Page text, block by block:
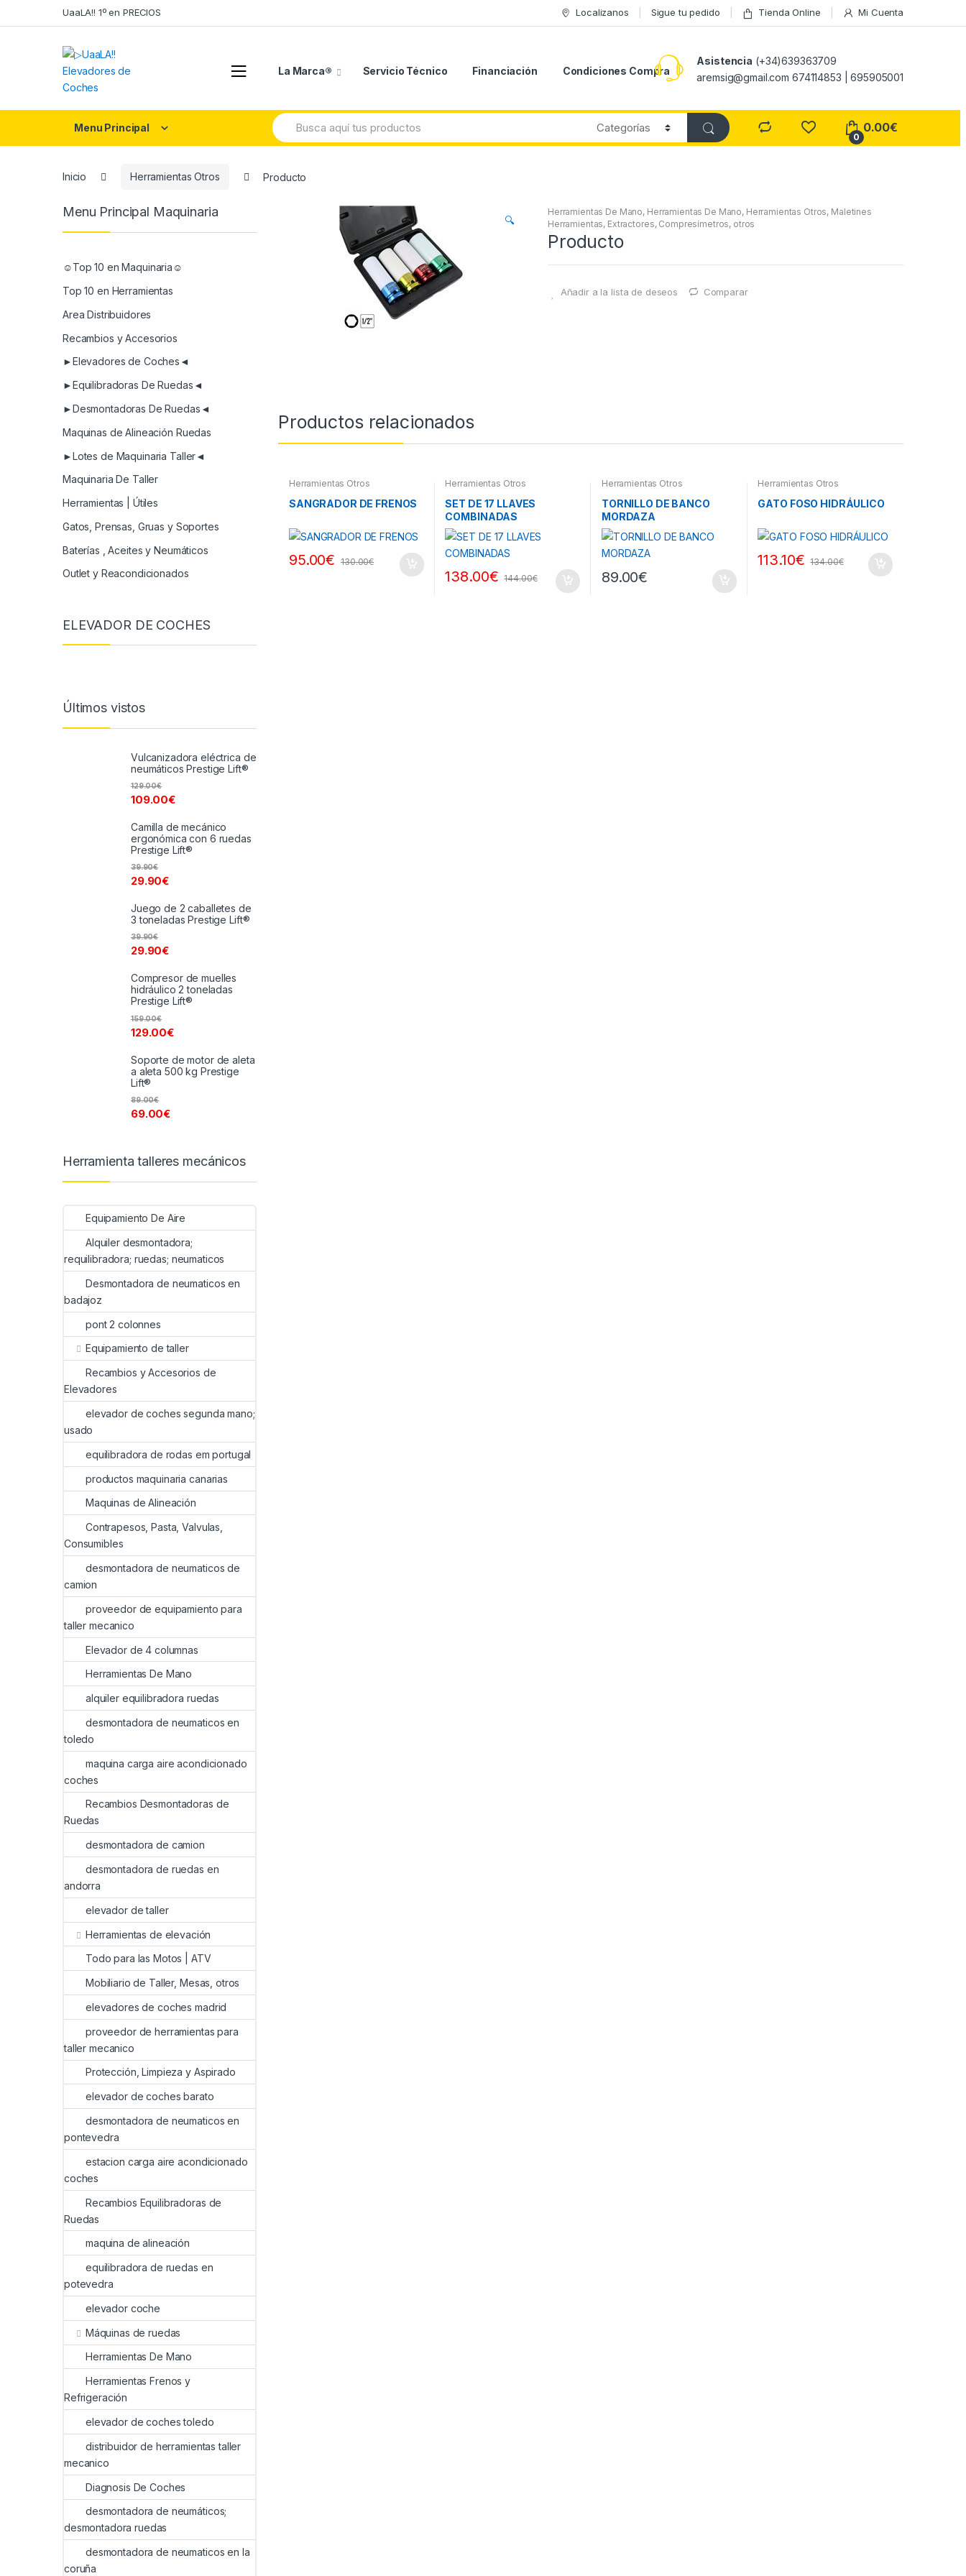
to
to
UaaLA!! 1º en PRECIOS Localizanos Sigue tu pedido Tienda Online Mi Cuenta
La Marca® Servicio Técnico Financiación Condiciones Compra
Asistencia (+34)639363709
aremsig@gmail.com 674114853 | 695905001
Menu Principal
Search
for:
0
0.00€
Inicio Herramientas Otros Producto
🔍
Herramientas De Mano, Herramientas De Mano, Herramientas Otros, Maletines
Herramientas, Extractores, Compresímetros, otros
Producto
Añadir a la lista de deseos Comparar
Productos relacionados
Herramientas Otros
SANGRADOR DE FRENOS
95.00€ 130.00€
Herramientas Otros
SET DE 17 LLAVES
COMBINADAS
138.00€ 144.00€
Herramientas Otros
TORNILLO DE BANCO
MORDAZA
89.00€
Herramientas Otros
GATO FOSO HIDRÁULICO
113.10€ 134.00€
Menu Principal Maquinaria
☺Top 10 en Maquinaria☺
Top 10 en Herramientas
Area Distribuidores
Recambios y Accesorios
►Elevadores de Coches◄
►Equilibradoras De Ruedas◄
►Desmontadoras De Ruedas◄
Maquinas de Alineación Ruedas
►Lotes de Maquinaria Taller◄
Maquinaria De Taller
Herramientas | Útiles
Gatos, Prensas, Gruas y Soportes
Baterías , Aceites y Neumáticos
Outlet y Reacondicionados
ELEVADOR DE COCHES
Últimos vistos
Vulcanizadora eléctrica de
neumáticos Prestige Lift®
109.00€
129.00€
Camilla de mecánico
ergonómica con 6 ruedas
Prestige Lift®
29.90€
39.90€
Juego de 2 caballetes de
3 toneladas Prestige Lift®
29.90€
39.90€
Compresor de muelles
hidráulico 2 toneladas
Prestige Lift®
129.00€
159.00€
Soporte de motor de aleta
a aleta 500 kg Prestige
Lift®
69.00€
89.00€
Herramienta talleres mecánicos
Equipamiento De Aire
Alquiler desmontadora;
requilibradora; ruedas; neumaticos
Desmontadora de neumaticos en
badajoz
pont 2 colonnes
Equipamiento de taller
Recambios y Accesorios de
Elevadores
elevador de coches segunda mano;
usado
equilibradora de rodas em portugal
productos maquinaria canarias
Maquinas de Alineación
Contrapesos, Pasta, Valvulas,
Consumibles
desmontadora de neumaticos de
camion
proveedor de equipamiento para
taller mecanico
Elevador de 4 columnas
Herramientas De Mano
alquiler equilibradora ruedas
desmontadora de neumaticos en
toledo
maquina carga aire acondicionado
coches
Recambios Desmontadoras de
Ruedas
desmontadora de camion
desmontadora de ruedas en
andorra
elevador de taller
Herramientas de elevación
Todo para las Motos | ATV
Mobiliario de Taller, Mesas, otros
elevadores de coches madrid
proveedor de herramientas para
taller mecanico
Protección, Limpieza y Aspirado
elevador de coches barato
desmontadora de neumaticos en
pontevedra
estacion carga aire acondicionado
coches
Recambios Equilibradoras de
Ruedas
maquina de alineación
equilibradora de ruedas en
potevedra
elevador coche
Máquinas de ruedas
Herramientas De Mano
Herramientas Frenos y
Refrigeración
elevador de coches toledo
distribuidor de herramientas taller
mecanico
Diagnosis De Coches
desmontadora de neumáticos;
desmontadora ruedas
desmontadora de neumaticos en la
coruña